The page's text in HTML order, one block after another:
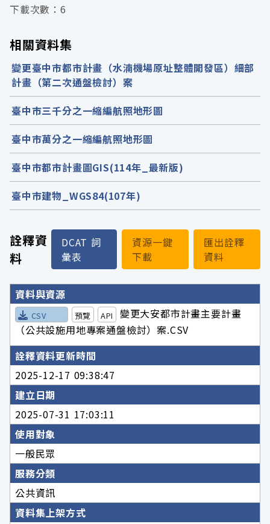
詮釋資
料
DCAT 詞
彙表
資源一鍵
下載
匯出詮釋
資料
詮釋資料詳細內容
資料與資源
CSV 預覽 API
變更大安都市計畫主要計畫
（公共設施用地專案通盤檢討）案.CSV
詮釋資料更新時間
2025-12-17 09:38:47
建立日期
2025-07-31 17:03:11
使用對象
一般民眾
服務分類
公共資訊
資料集上架方式
下載次數：6
相關資料集
變更臺中市都市計畫（水湳機場原址整體開發區）細部
計畫（第二次通盤檢討）案
臺中市三千分之一縮編航照地形圖
臺中市萬分之一縮編航照地形圖
臺中市都市計畫圖GIS(114年_最新版)
臺中市建物_WGS84(107年)